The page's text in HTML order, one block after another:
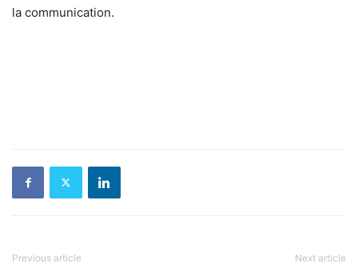
la communication.
Previous article Next article